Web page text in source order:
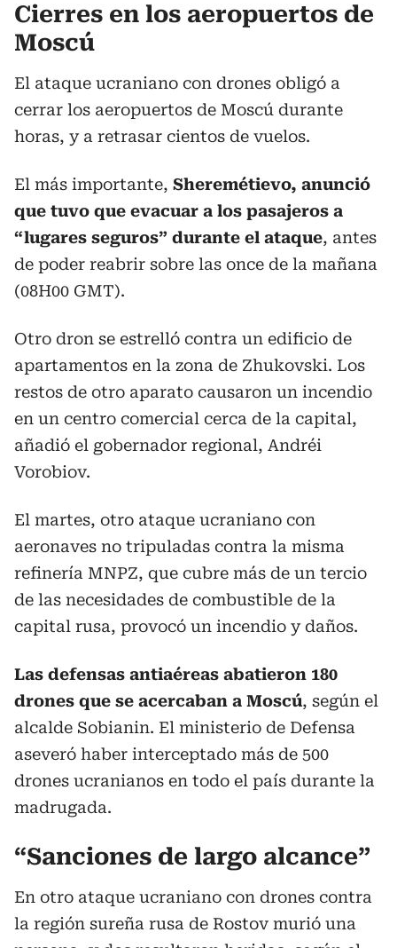
Cierres en los aeropuertos de
Moscú
El ataque ucraniano con drones obligó a
cerrar los aeropuertos de Moscú durante
horas, y a retrasar cientos de vuelos.
El más importante, Sheremétievo, anunció
que tuvo que evacuar a los pasajeros a
“lugares seguros” durante el ataque, antes
de poder reabrir sobre las once de la mañana
(08H00 GMT).
Otro dron se estrelló contra un edificio de
apartamentos en la zona de Zhukovski. Los
restos de otro aparato causaron un incendio
en un centro comercial cerca de la capital,
añadió el gobernador regional, Andréi
Vorobiov.
El martes, otro ataque ucraniano con
aeronaves no tripuladas contra la misma
refinería MNPZ, que cubre más de un tercio
de las necesidades de combustible de la
capital rusa, provocó un incendio y daños.
Las defensas antiaéreas abatieron 180
drones que se acercaban a Moscú, según el
alcalde Sobianin. El ministerio de Defensa
aseveró haber interceptado más de 500
drones ucranianos en todo el país durante la
madrugada.
“Sanciones de largo alcance”
En otro ataque ucraniano con drones contra
la región sureña rusa de Rostov murió una